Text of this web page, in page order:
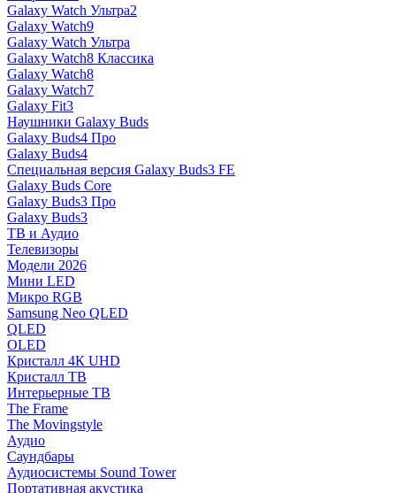
Galaxy Watch Ультра2
Galaxy Watch9
Galaxy Watch Ультра
Galaxy Watch8 Классика
Galaxy Watch8
Galaxy Watch7
Galaxy Fit3
Наушники Galaxy Buds
Galaxy Buds4 Про
Galaxy Buds4
Специальная версия Galaxy Buds3 FE
Galaxy Buds Core
Galaxy Buds3 Про
Galaxy Buds3
ТВ и Аудио
Телевизоры
Модели 2026
Мини LED
Микро RGB
Samsung Neo QLED
QLED
OLED
Кристалл 4К UHD
Кристалл ТВ
Интерьерные ТВ
The Frame
The Movingstyle
Аудио
Саундбары
Аудиосистемы Sound Tower
Портативная акустика